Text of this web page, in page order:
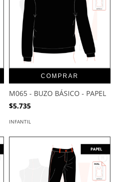
COMPRAR
M065 - BUZO BÁSICO - PAPEL
$5.735
INFANTIL